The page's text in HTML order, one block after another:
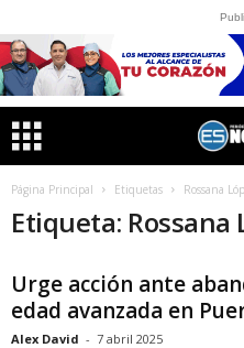
Página Principal Etiquetas Rossana
Etiqueta: Rossana
Urge acción ante
edad avanzada en
Alex David - 7 abril 2025